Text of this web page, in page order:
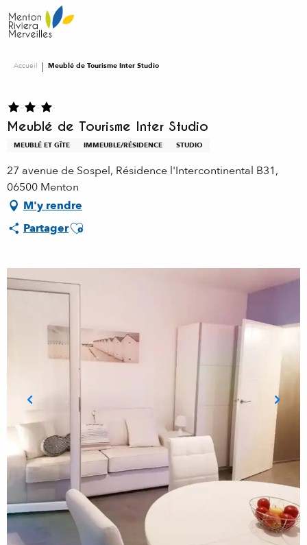
au
contenu
Accueil Meublé de Tourisme Inter Studio
Meublé de Tourisme Inter Studio
MEUBLÉ ET GÎTE IMMEUBLE/RÉSIDENCE STUDIO
27 avenue de Sospel, Résidence l'Intercontinental B31,
06500 Menton
M'y rendre
PartagerAjouter aux favoris